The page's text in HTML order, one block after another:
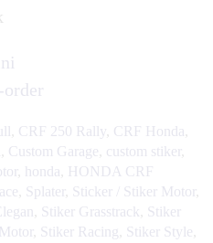
CRF 250 Rally CRF Honda
Custom Garage custom stiker
honda
HONDA CRF
Splater Sticker / Stiker Motor
Stiker Grasstrack
Stiker
Stiker Racing Stiker Style